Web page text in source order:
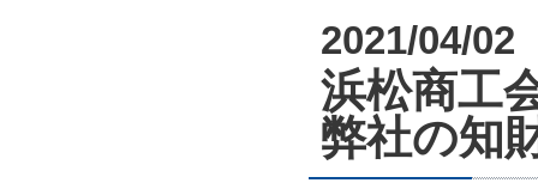
2021/04/02
浜松商工
弊社の知